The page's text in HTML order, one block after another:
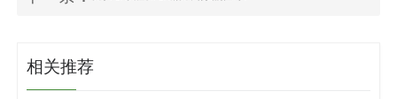
相关推荐